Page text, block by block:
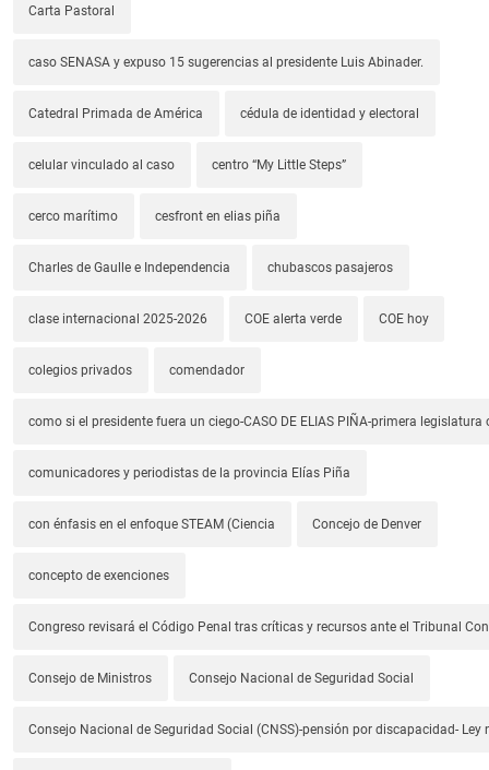
Carta Pastoral
caso SENASA y expuso 15 sugerencias al presidente Luis Abinader.
Catedral Primada de América cédula de identidad y electoral
celular vinculado al caso centro “My Little Steps”
cerco marítimo cesfront en elias piña
Charles de Gaulle e Independencia chubascos pasajeros
clase internacional 2025-2026 COE alerta verde COE hoy
colegios privados comendador
como si el presidente fuera un ciego-CASO DE ELIAS PIÑA-primera legislatura
comunicadores y periodistas de la provincia Elías Piña
con énfasis en el enfoque STEAM (Ciencia Concejo de Denver
concepto de exenciones
Congreso revisará el Código Penal tras críticas y recursos ante el Tribunal
Consejo de Ministros Consejo Nacional de Seguridad Social
Consejo Nacional de Seguridad Social (CNSS)-pensión por discapacidad- Ley